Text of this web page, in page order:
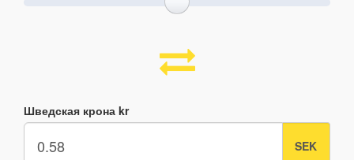
Шведская крона kr